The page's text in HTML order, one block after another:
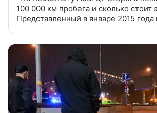
100 000 км пробега и сколько стоит
Представленный в январе 2015